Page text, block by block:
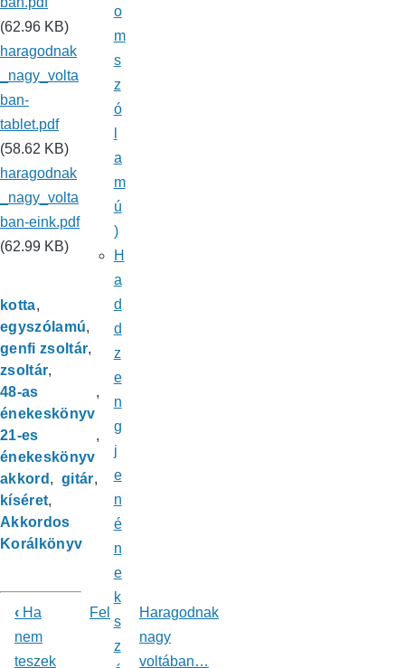
(62.96 KB)
haragodnak
_nagy_volta
ban-
tablet.pdf
(58.62 KB)
haragodnak
_nagy_volta
ban-eink.pdf
(62.99 KB)
kotta
egyszólamú
genfi zsoltár
zsoltár
48-as
énekeskönyv
21-es
énekeskönyv
akkord
gitár
kíséret
Akkordos
Korálkönyv
Könyv
‹ Ha
nem
teszek
Fel
Haragodnak
nagy
voltában…
o
m
s
z
ó
a
m
ú
)
H
a
d
d
z
e
n
g
j
e
n
é
n
e
k
s
z